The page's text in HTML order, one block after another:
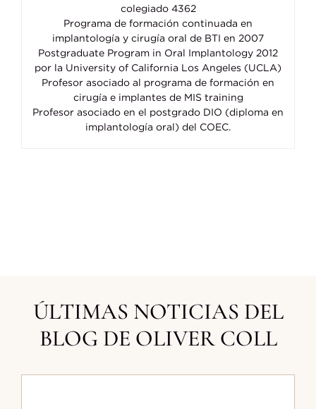
colegiado 4362
Programa de formación continuada en
implantología y cirugía oral de BTI en 2007
Postgraduate Program in Oral Implantology 2012
por la University of California Los Angeles (UCLA)
Profesor asociado al programa de formación en
cirugía e implantes de MIS training
Profesor asociado en el postgrado DIO (diploma en
implantología oral) del COEC.
ÚLTIMAS NOTICIAS DEL
BLOG DE OLIVER COLL